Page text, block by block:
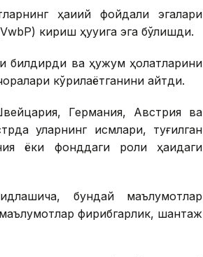
ҳақиқий фойдали эгалари
кириш ҳуқуқига эга бўлишди.
билдирди ва ҳужум ҳолатларини
кўрилаётганини айтди.
Германия, Австрия ва
уларнинг исмлари, туғилган
ёки фонддаги роли ҳақидаги
бундай маълумотлар
фирибгарлик, шантаж